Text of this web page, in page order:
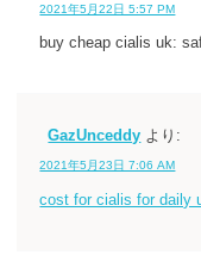
2021年5月22日 5:57 PM
buy cheap cialis uk:
GazUnceddy より:
2021年5月23日 7:06 AM
cost for cialis for daily